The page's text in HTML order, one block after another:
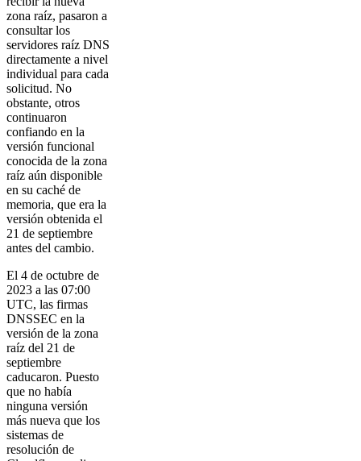
zona raíz, pasaron a
consultar los
servidores raíz DNS
directamente a nivel
individual para cada
solicitud. No
obstante, otros
continuaron
confiando en la
versión funcional
conocida de la zona
raíz aún disponible
en su caché de
memoria, que era la
versión obtenida el
21 de septiembre
antes del cambio.
El 4 de octubre de
2023 a las 07:00
UTC, las firmas
DNSSEC en la
versión de la zona
raíz del 21 de
septiembre
caducaron. Puesto
que no había
ninguna versión
más nueva que los
sistemas de
resolución de